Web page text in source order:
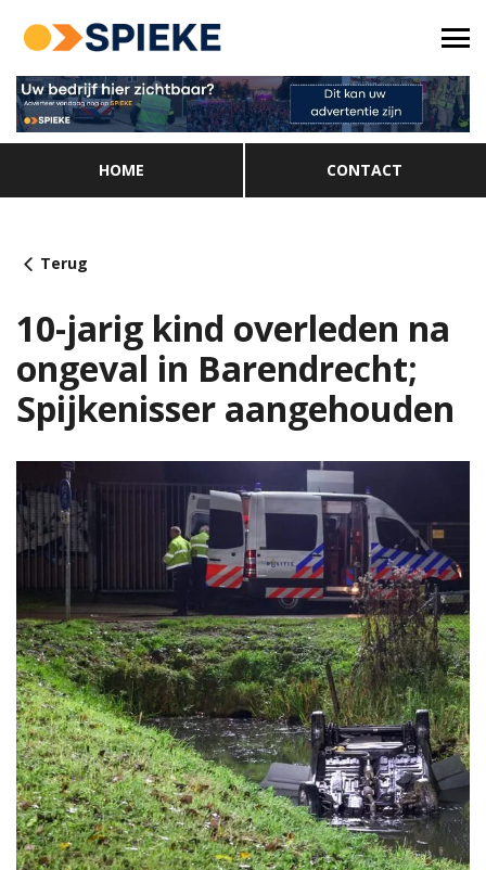
HOME CONTACT
Terug
10-jarig kind overleden na
ongeval in Barendrecht;
Spijkenisser aangehouden